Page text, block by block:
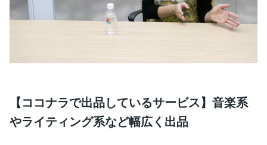
【ココナラで出品しているサービス】音楽系
やライティング系など幅広く出品